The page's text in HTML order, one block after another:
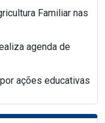
Familiar nas
agenda de
ações educativas